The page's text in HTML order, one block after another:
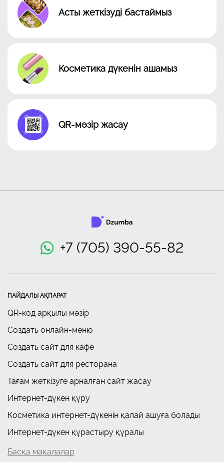
Асты жеткізуді бастаймыз
Косметика дүкенін ашамыз
QR-мәзір жасау
+7 (705) 390-55-82
ПАЙДАЛЫ АҚПАРАТ
QR-код арқылы мәзір
Создать онлайн-меню
Создать сайт для кафе
Создать сайт для ресторана
Тағам жеткізуге арналған сайт жасау
Интернет-дүкен құру
Косметика интернет-дүкенін қалай ашуға болады
Интернет-дүкен құрастыру құралы
Басқа мақалалар